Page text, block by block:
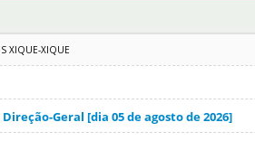
XIQUE-XIQUE
Geral [dia 05 de agosto de 2026]